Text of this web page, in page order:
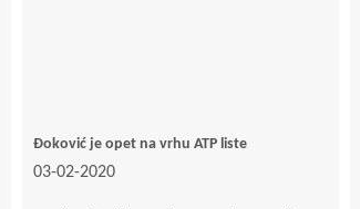
Đoković je opet na vrhu ATP liste
03-02-2020